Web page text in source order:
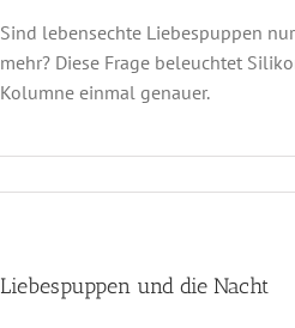
Sind lebensechte Liebespuppen
mehr? Diese Frage beleuchtet
Kolumne einmal genauer.
Liebespuppen und die Nacht